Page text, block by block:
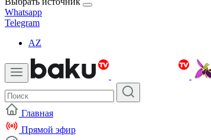
Whatsapp
Telegram
AZ
Главная
Прямой эфир